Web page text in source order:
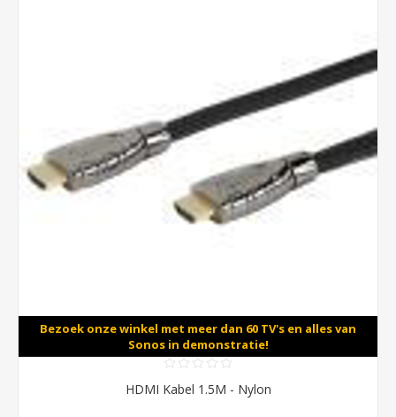
Bezoek onze winkel met meer dan 60 TV's en alles van
Sonos in demonstratie!
HDMI Kabel 1.5M - Nylon